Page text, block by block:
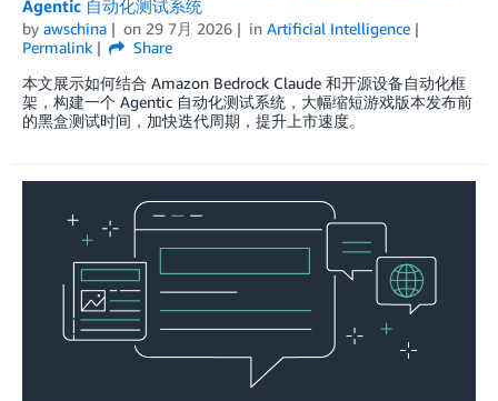
Agentic 自动化测试系统
by awschina on 29 7月 2026 in Artificial Intelligence
Permalink
Share
本文展示如何结合 Amazon Bedrock Claude 和开源设备自动化框
架，构建一个 Agentic 自动化测试系统，大幅缩短游戏版本发布前
的黑盒测试时间，加快迭代周期，提升上市速度。